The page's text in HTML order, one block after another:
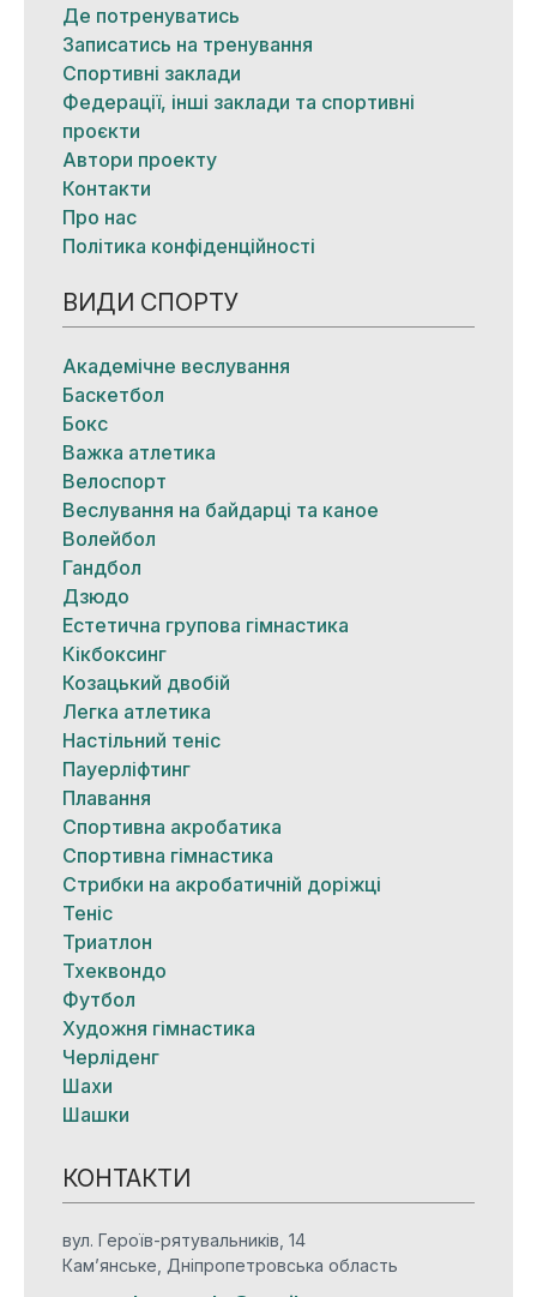
Де потренуватись
Записатись на тренування
Спортивні заклади
Федерації, інші заклади та спортивні
проєкти
Автори проекту
Контакти
Про нас
Політика конфіденційності
ВИДИ СПОРТУ
Академічне веслування
Баскетбол
Бокс
Важка атлетика
Велоспорт
Веслування на байдарці та каное
Волейбол
Гандбол
Дзюдо
Естетична групова гімнастика
Кікбоксинг
Козацький двобій
Легка атлетика
Настільний теніс
Пауерліфтинг
Плавання
Спортивна акробатика
Спортивна гімнастика
Стрибки на акробатичній доріжці
Теніс
Триатлон
Тхеквондо
Футбол
Художня гімнастика
Черліденг
Шахи
Шашки
КОНТАКТИ
вул. Героїв-рятувальників, 14
Кам’янське, Дніпропетровська область